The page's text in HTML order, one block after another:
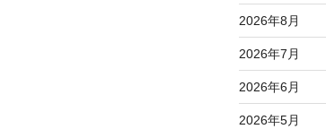
2026年8月
2026年7月
2026年6月
2026年5月